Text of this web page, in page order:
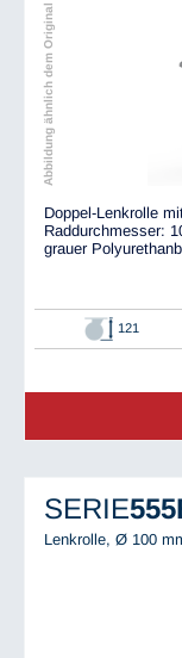
Abbildung ähnlich dem Original
Doppel-Lenkrolle
Raddurchmesser:
grauer
121
SERIE
Lenkrolle, Ø 100